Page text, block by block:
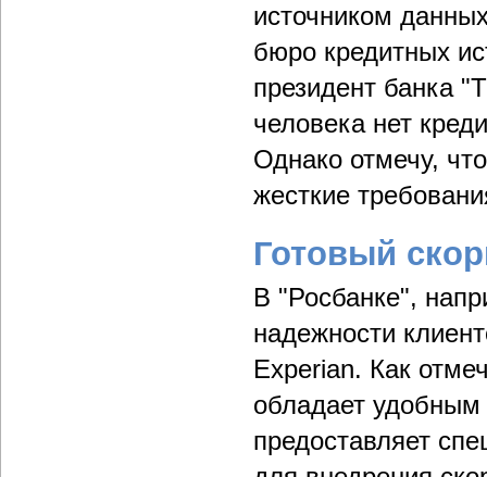
источником
бюро кредитных
президент банка
человека нет
Однако отмечу,
жесткие
Готовый
В "Росбанке",
надежности
Experian. Как
обладает
предоставляет